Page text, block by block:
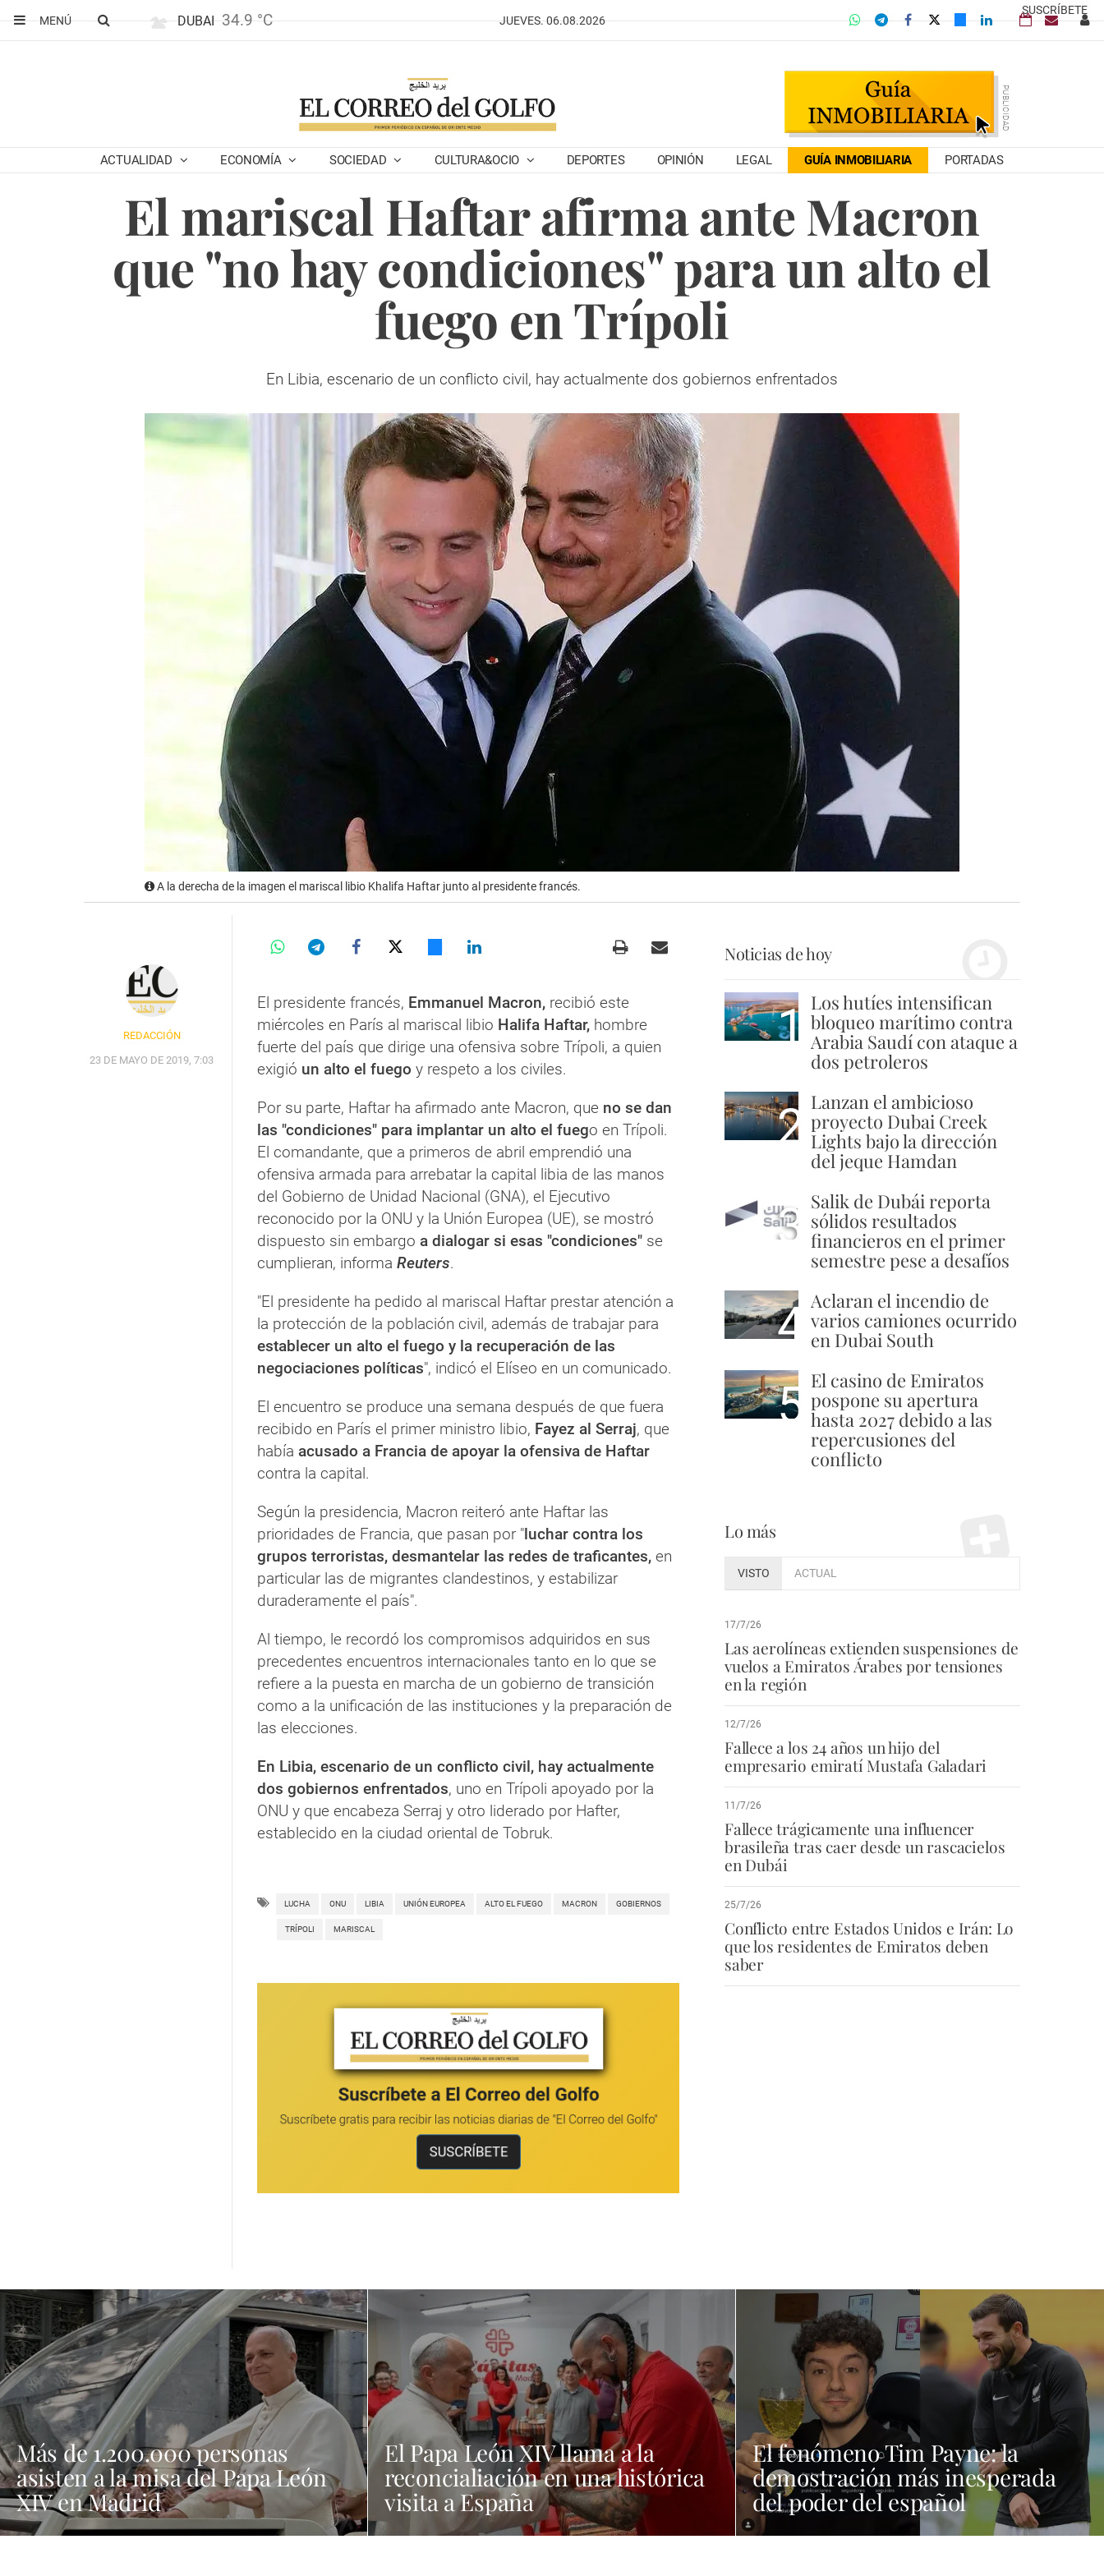
SUSCRÍBETE
MENÚ
DUBAI 34.9 °C JUEVES. 06.08.2026
ACTUALIDAD ECONOMÍA SOCIEDAD CULTURA&OCIO DEPORTES OPINIÓN LEGAL GUÍA INMOBILIARIA PORTADAS
El mariscal Haftar afirma ante Macron
que "no hay condiciones" para un alto el
fuego en Trípoli
En Libia, escenario de un conflicto civil, hay actualmente dos gobiernos enfrentados
A la derecha de la imagen el mariscal libio Khalifa Haftar junto al presidente francés.
REDACCIÓN
23 DE MAYO DE 2019, 7:03
El presidente francés, Emmanuel Macron, recibió este
miércoles en París al mariscal libio Halifa Haftar, hombre
fuerte del país que dirige una ofensiva sobre Trípoli, a quien
exigió un alto el fuego y respeto a los civiles.
Por su parte, Haftar ha afirmado ante Macron, que no se dan
las "condiciones" para implantar un alto el fuego en Trípoli.
El comandante, que a primeros de abril emprendió una
ofensiva armada para arrebatar la capital libia de las manos
del Gobierno de Unidad Nacional (GNA), el Ejecutivo
reconocido por la ONU y la Unión Europea (UE), se mostró
dispuesto sin embargo a dialogar si esas "condiciones" se
cumplieran, informa Reuters.
"El presidente ha pedido al mariscal Haftar prestar atención a
la protección de la población civil, además de trabajar para
establecer un alto el fuego y la recuperación de las
negociaciones políticas", indicó el Elíseo en un comunicado.
El encuentro se produce una semana después de que fuera
recibido en París el primer ministro libio, Fayez al Serraj, que
había acusado a Francia de apoyar la ofensiva de Haftar
contra la capital.
Según la presidencia, Macron reiteró ante Haftar las
prioridades de Francia, que pasan por "luchar contra los
grupos terroristas, desmantelar las redes de traficantes, en
particular las de migrantes clandestinos, y estabilizar
duraderamente el país".
Al tiempo, le recordó los compromisos adquiridos en sus
precedentes encuentros internacionales tanto en lo que se
refiere a la puesta en marcha de un gobierno de transición
como a la unificación de las instituciones y la preparación de
las elecciones.
En Libia, escenario de un conflicto civil, hay actualmente
dos gobiernos enfrentados, uno en Trípoli apoyado por la
ONU y que encabeza Serraj y otro liderado por Hafter,
establecido en la ciudad oriental de Tobruk.
LUCHA ONU LIBIA UNIÓN EUROPEA ALTO EL FUEGO MACRON GOBIERNOS
TRÍPOLI MARISCAL
Noticias de hoy
1 Los hutíes intensifican
bloqueo marítimo contra
Arabia Saudí con ataque a
dos petroleros
2 Lanzan el ambicioso
proyecto Dubai Creek
Lights bajo la dirección
del jeque Hamdan
3 Salik de Dubái reporta
sólidos resultados
financieros en el primer
semestre pese a desafíos
4 Aclaran el incendio de
varios camiones ocurrido
en Dubai South
5 El casino de Emiratos
pospone su apertura
hasta 2027 debido a las
repercusiones del
conflicto
Lo más
VISTO ACTUAL
17/7/26
Las aerolíneas extienden suspensiones de
vuelos a Emiratos Árabes por tensiones
en la región
12/7/26
Fallece a los 24 años un hijo del
empresario emiratí Mustafa Galadari
11/7/26
Fallece trágicamente una influencer
brasileña tras caer desde un rascacielos
en Dubái
25/7/26
Conflicto entre Estados Unidos e Irán: Lo
que los residentes de Emiratos deben
saber
Más de 1.200.000 personas
asisten a la misa del Papa León
XIV en Madrid
El Papa León XIV llama a la
reconcialiación en una histórica
visita a España
El fenómeno Tim Payne: la
demostración más inesperada
del poder del español